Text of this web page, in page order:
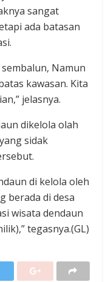
sangat
ada batasan
Namun
kawasan. Kita
jelasnya.
dikelola olah
sidak
di kelola oleh
berada di desa
wisata dendaun
tegasnya.(GL)